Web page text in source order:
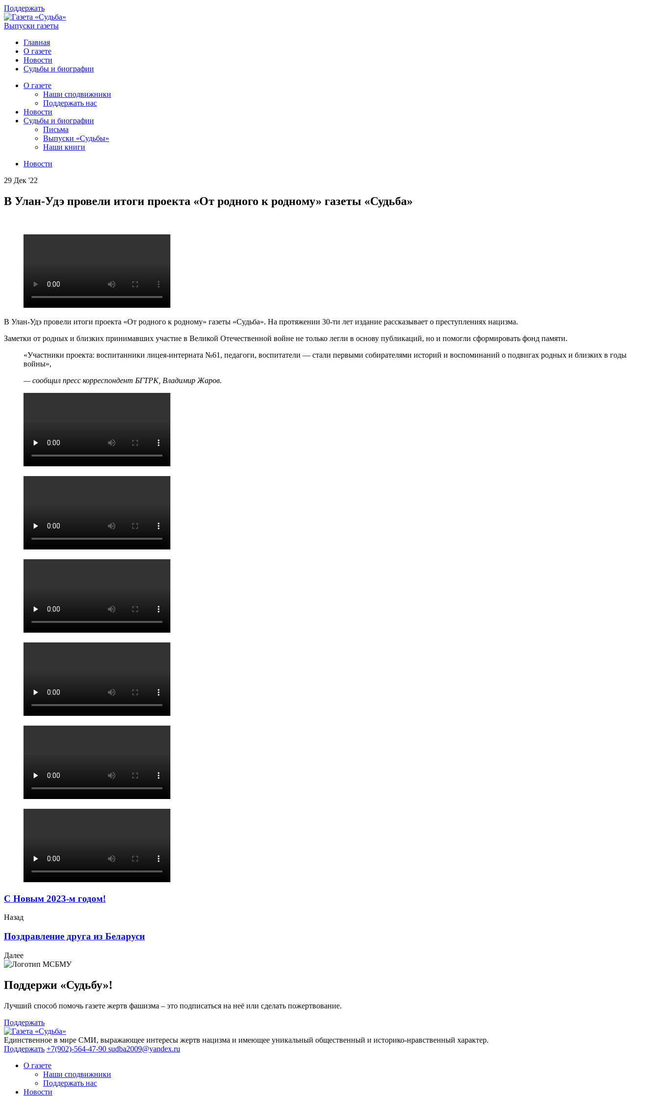
Поддержать
Выпуски газеты
Главная
О газете
Новости
Судьбы и биографии
О газете
Наши сподвижники
Поддержать нас
Новости
Судьбы и биографии
Письма
Выпуски «Судьбы»
Наши книги
Новости
29 Дек '22
В Улан-Удэ провели итоги проекта «От родного к родному» газеты «Судьба»
В Улан-Удэ провели итоги проекта «От родного к родному» газеты «Судьба». На протяжении 30-ти лет издание рассказывает о преступлениях нацизма.
Заметки от родных и близких принимавших участие в Великой Отечественной войне не только легли в основу публикаций, но и помогли сформировать фонд памяти.
«Участники проекта: воспитанники лицея-интерната №61, педагоги, воспитатели — стали первыми собирателями историй и воспоминаний о подвигах родных и близких в годы
войны»,
— сообщил пресс корреспондент БГТРК, Владимир Жаров.
С Новым 2023-м годом!
Назад
Поздравление друга из Беларуси
Далее
Поддержи «Судьбу»!
Лучший способ помочь газете жертв фашизма – это подписаться на неё или сделать пожертвование.
Поддержать
Единственное в мире СМИ, выражающее интересы жертв нацизма и имеющее уникальный общественный и историко-нравственный характер.
Поддержать +7(902)-564-47-90 sudba2009@yandex.ru
О газете
Наши сподвижники
Поддержать нас
Новости